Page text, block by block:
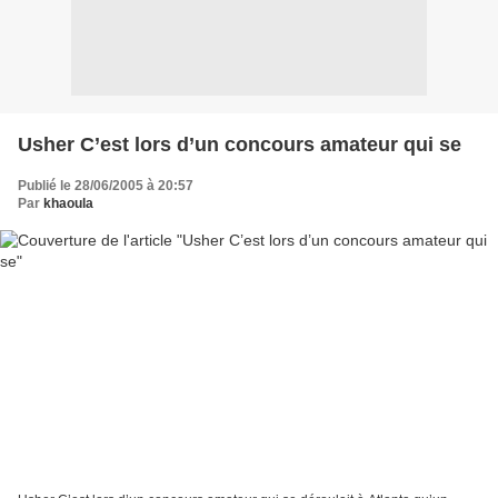
Usher C’est lors d’un concours amateur qui se
Publié le 28/06/2005 à 20:57
Par khaoula